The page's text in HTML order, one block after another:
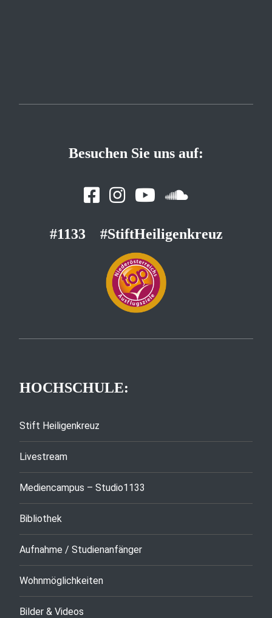
Besuchen Sie uns auf:
#1133 #StiftHeiligenkreuz
HOCHSCHULE:
Stift Heiligenkreuz
Livestream
Mediencampus – Studio1133
Bibliothek
Aufnahme / Studienanfänger
Wohnmöglichkeiten
Bilder & Videos